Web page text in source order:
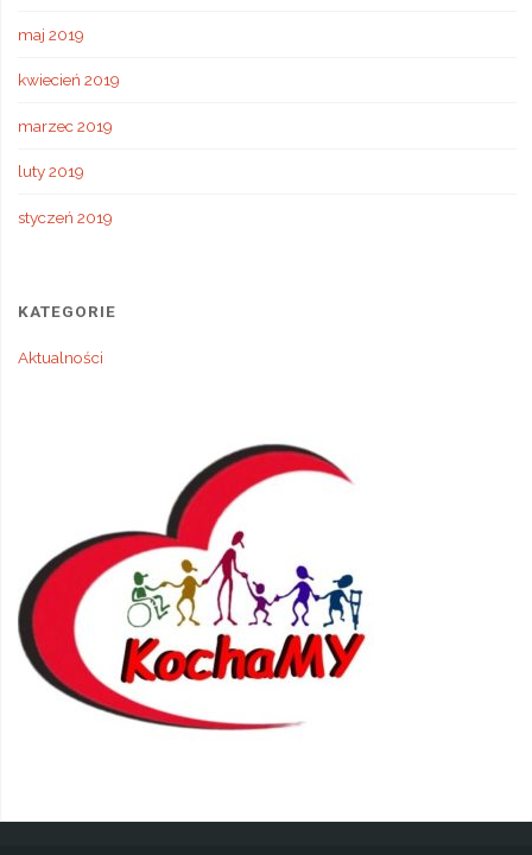
maj 2019
kwiecień 2019
marzec 2019
luty 2019
styczeń 2019
KATEGORIE
Aktualności